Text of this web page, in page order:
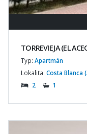
TORREVIEJA (EL
Typ: Apartmán
Lokalita: Costa Blanca
2
1